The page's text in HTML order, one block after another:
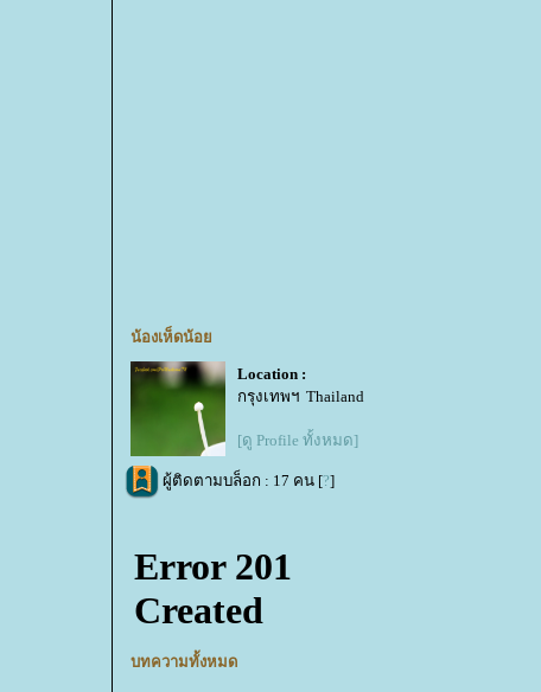
น้องเห็ดน้อ
Location :
กรุงเทพฯ Thailand
[ดู Profile ทั้งหมด]
ผู้ติดตามบล็อก : 17 คน [?]
บทความทั้งหมด